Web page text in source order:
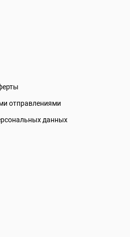
отправлениями
данных